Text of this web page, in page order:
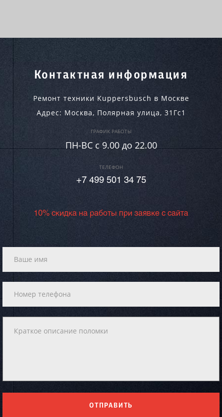
Контактная информация
Ремонт техники Kuppersbusch в Москве
Адрес: Москва, Полярная улица, 31Гс1
ГРАФИК РАБОТЫ
ПН-ВC c 9.00 до 22.00
ТЕЛЕФОН
+7 499 501 34 75
10% скидка на работы при заявке с сайта
ОТПРАВИТЬ